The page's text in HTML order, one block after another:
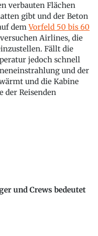
verbauten Flächen
gibt und der Beton
demVorfeld 50 bis 60
Airlines, die
Fällt die
jedoch schnell
und der
und die Kabine
der Reisenden
und Crews bedeutet